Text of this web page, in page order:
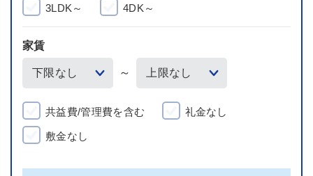
3LDK～ 4DK～
家賃
～
共益費/管理費を含む 礼金なし
敷金なし